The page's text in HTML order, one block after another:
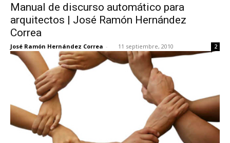
Manual de discurso automático para
arquitectos | José Ramón Hernández
Correa
José Ramón Hernández Correa - 11 septiembre, 2010 2